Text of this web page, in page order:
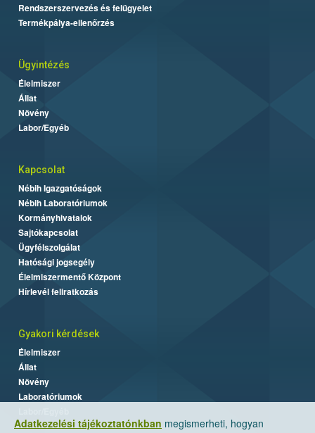
Adatkezelési tájékoztatónkban megismerheti, hogyan
Rendszerszervezés és felügyelet
Termékpálya-ellenőrzés
Ügyintézés
Élelmiszer
Állat
Növény
Labor/Egyéb
Kapcsolat
Nébih Igazgatóságok
Nébih Laboratóriumok
Kormányhivatalok
Sajtókapcsolat
Ügyfélszolgálat
Hatósági jogsegély
Élelmiszermentő Központ
Hírlevél feliratkozás
Gyakori kérdések
Élelmiszer
Állat
Növény
Laboratóriumok